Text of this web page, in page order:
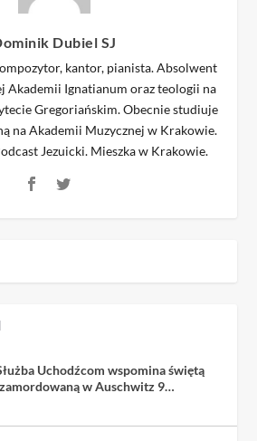
Dubiel SJ
kantor, pianista. Absolwent
Akademii Ignatianum oraz teologii na
Gregoriańskim. Obecnie studiuje
na Akademii Muzycznej w Krakowie.
Jezuicki. Mieszka w Krakowie.
Uchodźcom wspomina świętą
w Auschwitz 9